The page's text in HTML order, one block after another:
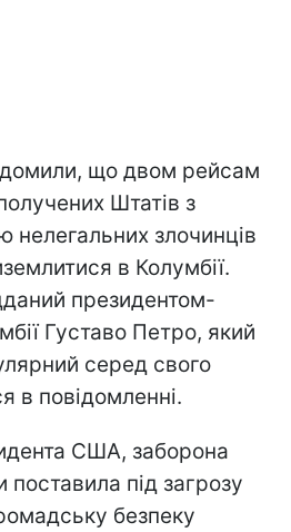
що двом рейсам
Штатів з
нелегальних злочинців
в Колумбії.
президентом-
Густаво Петро, який
серед свого
в повідомленні.
США, заборона
поставила під загрозу
безпеку